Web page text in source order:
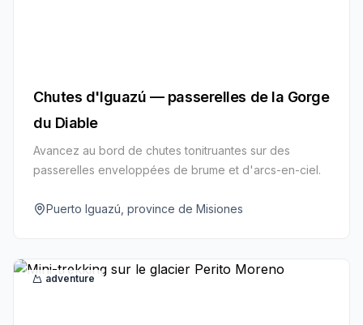
Chutes d'Iguazú — passerelles de la Gorge
du Diable
Avancez au bord de chutes tonitruantes sur des
passerelles enveloppées de brume et d'arcs-en-ciel.
Puerto Iguazú, province de Misiones
adventure